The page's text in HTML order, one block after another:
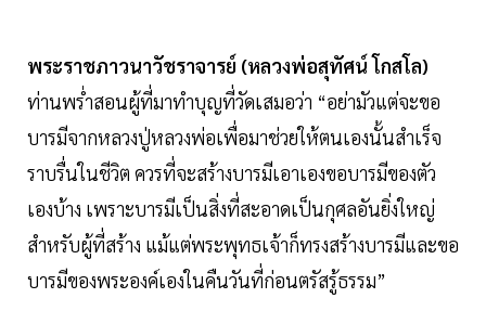
พระราชภาวนาวัชราจารย์ (หลวงพ่อสุทัศน์ โกสโล)
ท่านพร่ำสอนผู้ที่มาทำบุญที่วัดเสมอว่า “อย่ามัวแต่จะขอ
บารมีจากหลวงปู่หลวงพ่อเพื่อมาช่วยให้ตนเองนั้นสำเร็จ
ราบรื่นในชีวิต ควรที่จะสร้างบารมีเอาเองขอบารมีของตัว
เองบ้าง เพราะบารมีเป็นสิ่งที่สะอาดเป็นกุศลอันยิ่งใหญ่
สำหรับผู้ที่สร้าง แม้แต่พระพุทธเจ้าก็ทรงสร้างบารมีและขอ
บารมีของพระองค์เองในคืนวันที่ก่อนตรัสรู้ธรรม”